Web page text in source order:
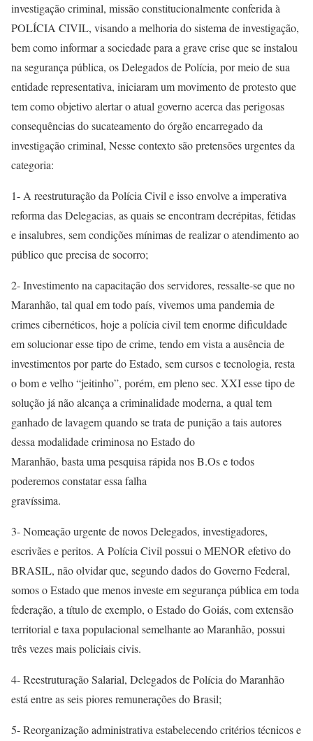
investigação criminal, missão constitucionalmente conferida à
POLÍCIA CIVIL, visando a melhoria do sistema de investigação,
bem como informar a sociedade para a grave crise que se instalou
na segurança pública, os Delegados de Polícia, por meio de sua
entidade representativa, iniciaram um movimento de protesto que
tem como objetivo alertar o atual governo acerca das perigosas
consequências do sucateamento do órgão encarregado da
investigação criminal, Nesse contexto são pretensões urgentes da
categoria:
1- A reestruturação da Polícia Civil e isso envolve a imperativa
reforma das Delegacias, as quais se encontram decrépitas, fétidas
e insalubres, sem condições mínimas de realizar o atendimento ao
público que precisa de socorro;
2- Investimento na capacitação dos servidores, ressalte-se que no
Maranhão, tal qual em todo país, vivemos uma pandemia de
crimes cibernéticos, hoje a polícia civil tem enorme dificuldade
em solucionar esse tipo de crime, tendo em vista a ausência de
investimentos por parte do Estado, sem cursos e tecnologia, resta
o bom e velho “jeitinho”, porém, em pleno sec. XXI esse tipo de
solução já não alcança a criminalidade moderna, a qual tem
ganhado de lavagem quando se trata de punição a tais autores
dessa modalidade criminosa no Estado do
Maranhão, basta uma pesquisa rápida nos B.Os e todos
poderemos constatar essa falha
gravíssima.
3- Nomeação urgente de novos Delegados, investigadores,
escrivães e peritos. A Polícia Civil possui o MENOR efetivo do
BRASIL, não olvidar que, segundo dados do Governo Federal,
somos o Estado que menos investe em segurança pública em toda
federação, a título de exemplo, o Estado do Goiás, com extensão
territorial e taxa populacional semelhante ao Maranhão, possui
três vezes mais policiais civis.
4- Reestruturação Salarial, Delegados de Polícia do Maranhão
está entre as seis piores remunerações do Brasil;
5- Reorganização administrativa estabelecendo critérios técnicos e